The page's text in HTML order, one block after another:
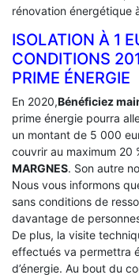
rénovation énergétique
ISOLATION À 1
CONDITIONS
PRIME ÉNERGIE
En 2020,Bénéficiez
prime énergie pourra
un montant de 5 000
couvrir au maximum 20
MARGNES. Son autre
Nous vous informons
sans conditions de
davantage de
De plus, la visite
effectués va permettra
d’énergie. Au bout du